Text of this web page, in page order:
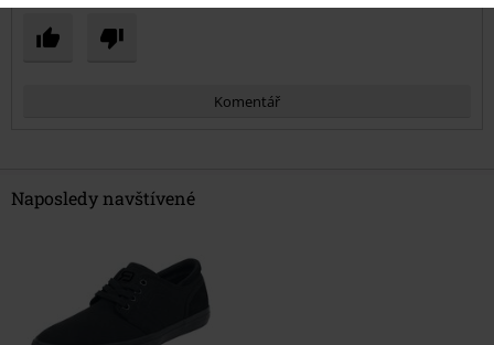
Komentář
Odeslat komentář
Naposledy navštívené